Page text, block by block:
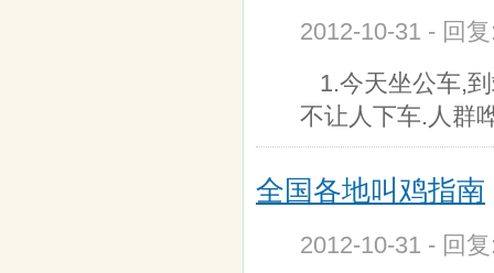
2012-10-31 - 回
1.今天坐公车,
不让人下车.人群
全国各地叫鸡指南
2012-10-31 - 回